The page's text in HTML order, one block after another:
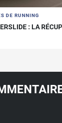
DE RUNNING
: LA